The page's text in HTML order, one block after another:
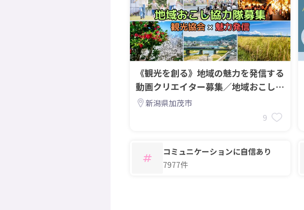
《観光を創る》地域の魅力を発信する
動画クリエイター募集／地域おこし協
力隊新潟県加茂市
9
コミュニケーションに自信あり
7977件